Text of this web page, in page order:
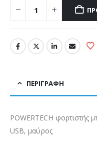
ΠΕΡΙΓΡΑΦΉ
POWERTECH φορτιστής
USB, μαύρος